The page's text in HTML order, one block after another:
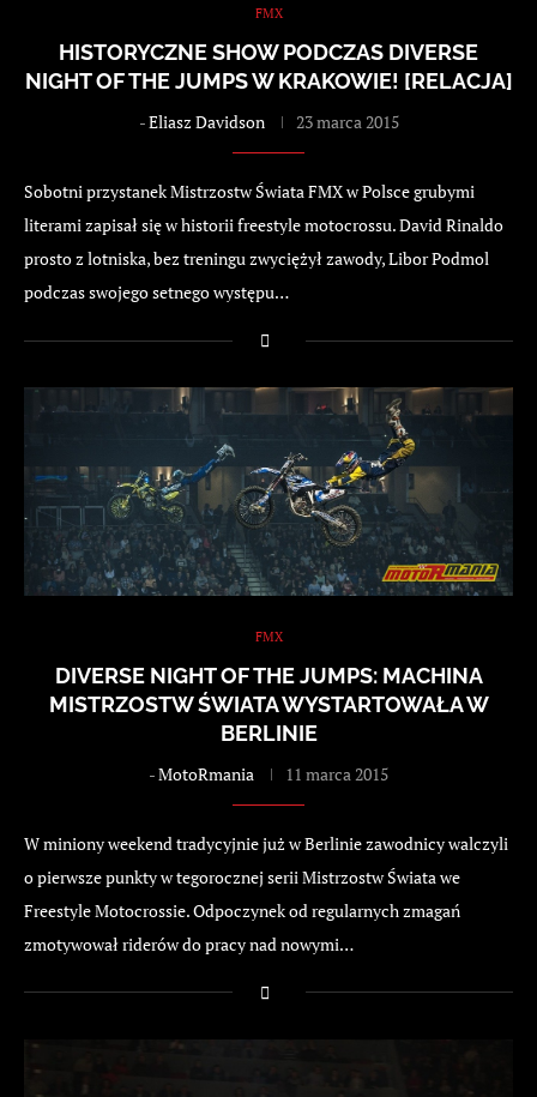
FMX
HISTORYCZNE SHOW PODCZAS DIVERSE
NIGHT OF THE JUMPS W KRAKOWIE! [RELACJA]
-Eliasz Davidson 23 marca 2015
Sobotni przystanek Mistrzostw Świata FMX w Polsce grubymi
literami zapisał się w historii freestyle motocrossu. David Rinaldo
prosto z lotniska, bez treningu zwyciężył zawody, Libor Podmol
podczas swojego setnego występu…
FMX
DIVERSE NIGHT OF THE JUMPS: MACHINA
MISTRZOSTW ŚWIATA WYSTARTOWAŁA W
BERLINIE
-MotoRmania 11 marca 2015
W miniony weekend tradycyjnie już w Berlinie zawodnicy walczyli
o pierwsze punkty w tegorocznej serii Mistrzostw Świata we
Freestyle Motocrossie. Odpoczynek od regularnych zmagań
zmotywował riderów do pracy nad nowymi…